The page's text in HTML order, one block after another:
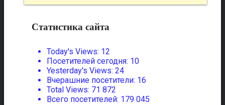
Статистика сайта
Today's Views: 12
Посетителей сегодня: 10
Yesterday's Views: 24
Вчерашние посетители: 16
Total Views: 71 872
Всего посетителей: 179 045